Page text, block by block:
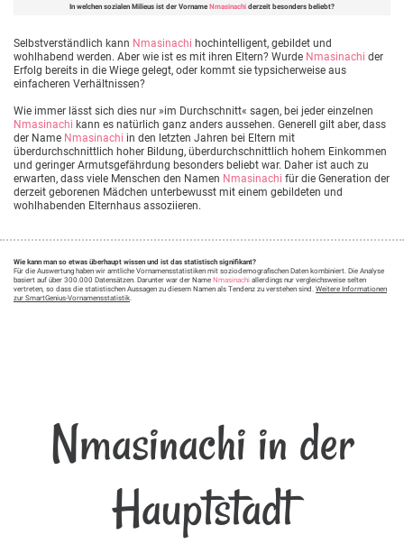
In welchen sozialen Milieus ist der Vorname Nmasinachi derzeit besonders beliebt?
Selbstverständlich kann Nmasinachi hochintelligent, gebildet und
wohlhabend werden. Aber wie ist es mit ihren Eltern? Wurde Nmasinachi der
Erfolg bereits in die Wiege gelegt, oder kommt sie typsicherweise aus
einfacheren Verhältnissen?
Wie immer lässt sich dies nur »im Durchschnitt« sagen, bei jeder einzelnen
Nmasinachi kann es natürlich ganz anders aussehen. Generell gilt aber, dass
der Name Nmasinachi in den letzten Jahren bei Eltern mit
überdurchschnittlich hoher Bildung, überdurchschnittlich hohem Einkommen
und geringer Armutsgefährdung besonders beliebt war. Daher ist auch zu
erwarten, dass viele Menschen den Namen Nmasinachi für die Generation der
derzeit geborenen Mädchen unterbewusst mit einem gebildeten und
wohlhabenden Elternhaus assoziieren.
Wie kann man so etwas überhaupt wissen und ist das statistisch signifikant?
Für die Auswertung haben wir amtliche Vornamensstatistiken mit soziodemografischen Daten kombiniert. Die Analyse
basiert auf über 300.000 Datensätzen. Darunter war der Name Nmasinachi allerdings nur vergleichsweise selten
vertreten, so dass die statistischen Aussagen zu diesem Namen als Tendenz zu verstehen sind. Weitere Informationen
zur SmartGenius-Vornamensstatistik.
Nmasinachi in der
Hauptstadt